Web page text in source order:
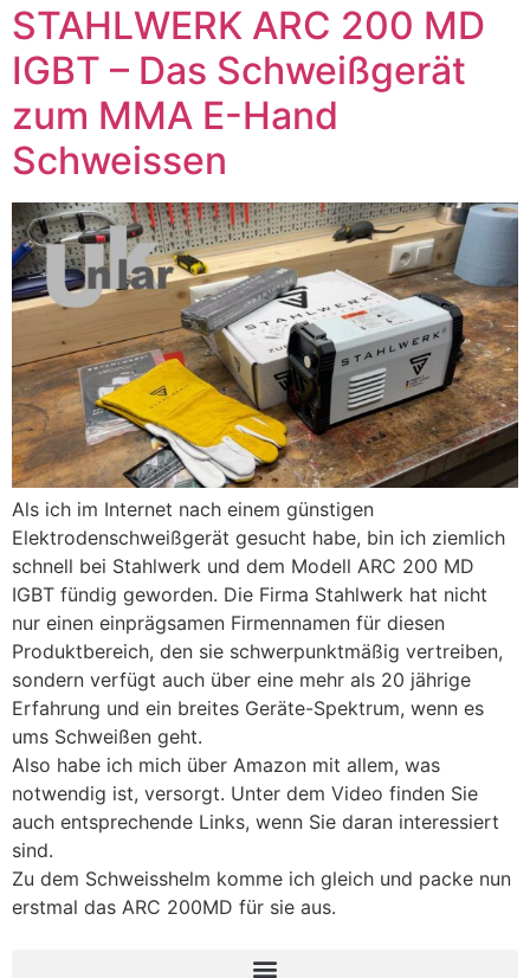
STAHLWERK ARC 200 MD
IGBT – Das Schweißgerät
zum MMA E-Hand
Schweissen
Als ich im Internet nach einem günstigen
Elektrodenschweißgerät gesucht habe, bin ich ziemlich
schnell bei Stahlwerk und dem Modell ARC 200 MD
IGBT fündig geworden. Die Firma Stahlwerk hat nicht
nur einen einprägsamen Firmennamen für diesen
Produktbereich, den sie schwerpunktmäßig vertreiben,
sondern verfügt auch über eine mehr als 20 jährige
Erfahrung und ein breites Geräte-Spektrum, wenn es
ums Schweißen geht.
Also habe ich mich über Amazon mit allem, was
notwendig ist, versorgt. Unter dem Video finden Sie
auch entsprechende Links, wenn Sie daran interessiert
sind.
Zu dem Schweisshelm komme ich gleich und packe nun
erstmal das ARC 200MD für sie aus.